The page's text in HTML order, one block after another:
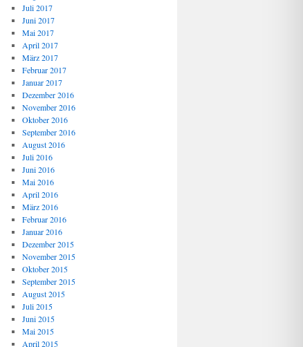
Juli 2017
Juni 2017
Mai 2017
April 2017
März 2017
Februar 2017
Januar 2017
Dezember 2016
November 2016
Oktober 2016
September 2016
August 2016
Juli 2016
Juni 2016
Mai 2016
April 2016
März 2016
Februar 2016
Januar 2016
Dezember 2015
November 2015
Oktober 2015
September 2015
August 2015
Juli 2015
Juni 2015
Mai 2015
April 2015